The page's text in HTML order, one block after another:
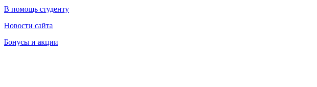
В помощь студенту
Новости сайта
Бонусы и акции